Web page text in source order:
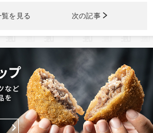
覧を見る 次の記事